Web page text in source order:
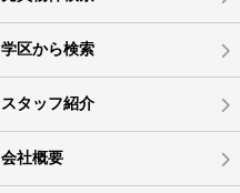
学区から検索
スタッフ紹介
会社概要